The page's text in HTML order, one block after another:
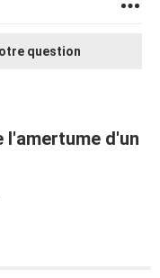
question
l'amertume d'un